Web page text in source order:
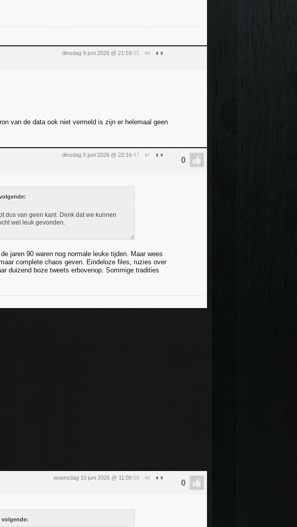
dinsdag 9 juni 2026 @ 21:59:01 #6
van de data ook niet vermeld is zijn er helemaal geen
dinsdag 9 juni 2026 @ 22:16:47 #7
dus van geen kant. Denk dat we kunnen
wel leuk gevonden.
jaren 90 waren nog normale leuke tijden. Maar wees
complete chaos geven. Eindeloze files, ruzies over
duizend boze tweets erbovenop. Sommige tradities
woensdag 10 juni 2026 @ 11:09:56 #8
volgende: